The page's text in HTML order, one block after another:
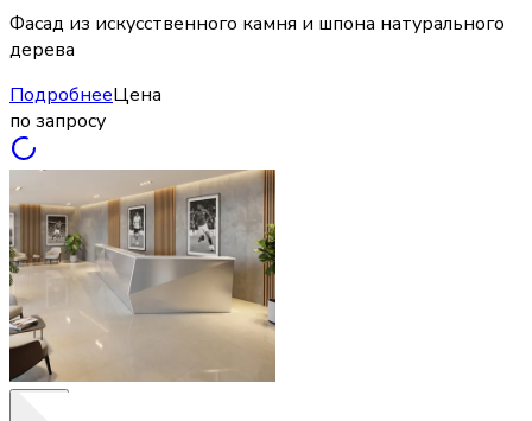
Фасад из искусственного камня и шпона натурального
дерева
ПодробнееЦена
по запросу